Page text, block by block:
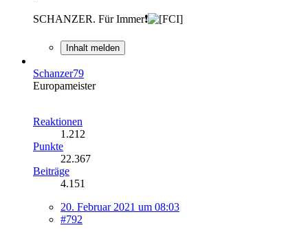
SCHANZER. Für Immer❗
Inhalt melden
Schanzer79
Europameister
Reaktionen
1.212
Punkte
22.367
Beiträge
4.151
20. Februar 2021 um 08:03
#792